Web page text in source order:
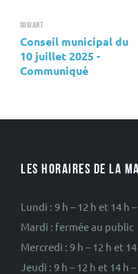
Suivant
Conseil municipal du
10 juillet 2025 -
Communiqué
LES HORAIRES DE LA
Lundi : 9 h – 12 h et 14 h
Mardi : fermée au public
Mercredi : 9 h – 12 h et 14
Jeudi : 9 h – 12 h et 14 h